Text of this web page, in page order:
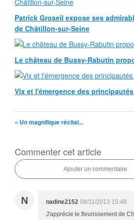
Patrick Groseil expose ses
de Châtillon-sur-Seine
Le château de Bussy-Rabutin
Vix et l'émergence des
« Un magnifique récital...
Commenter cet article
Ajouter un commentaire
N nadine2152 08/11/2013 15:48
J'apprécie le fleurissement de